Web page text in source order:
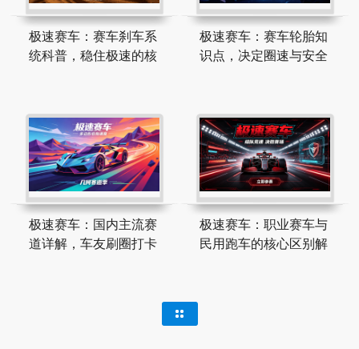
极速赛车：赛车刹车系
统科普，稳住极速的核
极速赛车：赛车轮胎知
识点，决定圈速与安全
极速赛车：国内主流赛
道详解，车友刷圈打卡
极速赛车：职业赛车与
民用跑车的核心区别解